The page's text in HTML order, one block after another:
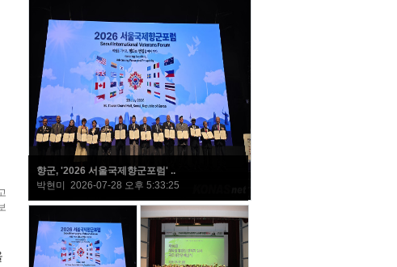
향군, '2026 서울국제향군포럼' ..
박현미 2026-07-28 오후 5:33:25